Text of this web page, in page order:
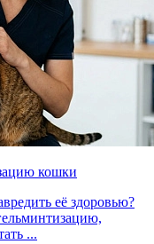
кошки
её здоровью?
...